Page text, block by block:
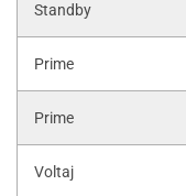
Standby
Prime
Prime
Voltaj